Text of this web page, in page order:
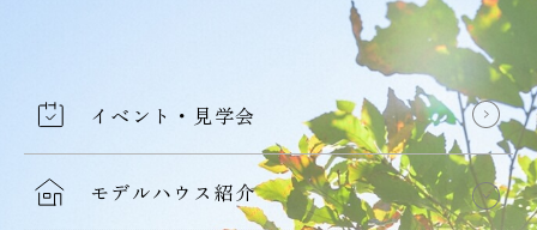
イベント・見学会
モデルハウス紹介